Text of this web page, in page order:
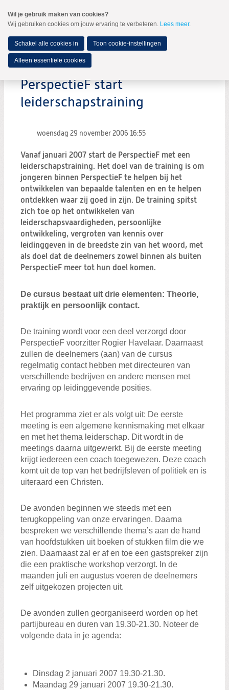
naar
Spring
de
inhoud
Spring
naar
hoofdmenu
MENU
Zoeken:
Zoeken
PerspectieF start
leiderschapstraining
woensdag 29 november 2006 16:55
Vanaf januari 2007 start de PerspectieF met een
leiderschapstraining. Het doel van de training is om
jongeren binnen PerspectieF te helpen bij het
ontwikkelen van bepaalde talenten en en te helpen
ontdekken waar zij goed in zijn. De training spitst
zich toe op het ontwikkelen van
leiderschapsvaardigheden, persoonlijke
ontwikkeling, vergroten van kennis over
leidinggeven in de breedste zin van het woord, met
als doel dat de deelnemers zowel binnen als buiten
PerspectieF meer tot hun doel komen.
De cursus bestaat uit drie elementen: Theorie,
praktijk en persoonlijk contact.
De training wordt voor een deel verzorgd door
PerspectieF voorzitter Rogier Havelaar. Daarnaast
zullen de deelnemers (aan) van de cursus
regelmatig contact hebben met directeuren van
verschillende bedrijven en andere mensen met
ervaring op leidinggevende posities.
Het programma ziet er als volgt uit: De eerste
meeting is een algemene kennismaking met elkaar
en met het thema leiderschap. Dit wordt in de
meetings daarna uitgewerkt. Bij de eerste meeting
krijgt iedereen een coach toegewezen. Deze coach
komt uit de top van het bedrijfsleven of politiek en is
uiteraard een Christen.
De avonden beginnen we steeds met een
terugkoppeling van onze ervaringen. Daarna
bespreken we verschillende thema’s aan de hand
van hoofdstukken uit boeken of stukken film die we
zien. Daarnaast zal er af en toe een gastspreker zijn
die een praktische workshop verzorgt. In de
maanden juli en augustus voeren de deelnemers
zelf uitgekozen projecten uit.
De avonden zullen georganiseerd worden op het
partijbureau en duren van 19.30-21.30. Noteer de
volgende data in je agenda:
Dinsdag 2 januari 2007 19.30-21.30.
Maandag 29 januari 2007 19.30-21.30.
Wil je gebruik maken van cookies?
Wij gebruiken cookies om jouw ervaring te verbeteren. Lees meer.
Schakel alle cookies in Toon cookie-instellingen
Alleen essentiële cookies